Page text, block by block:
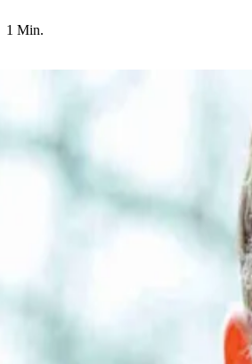
1 Min.